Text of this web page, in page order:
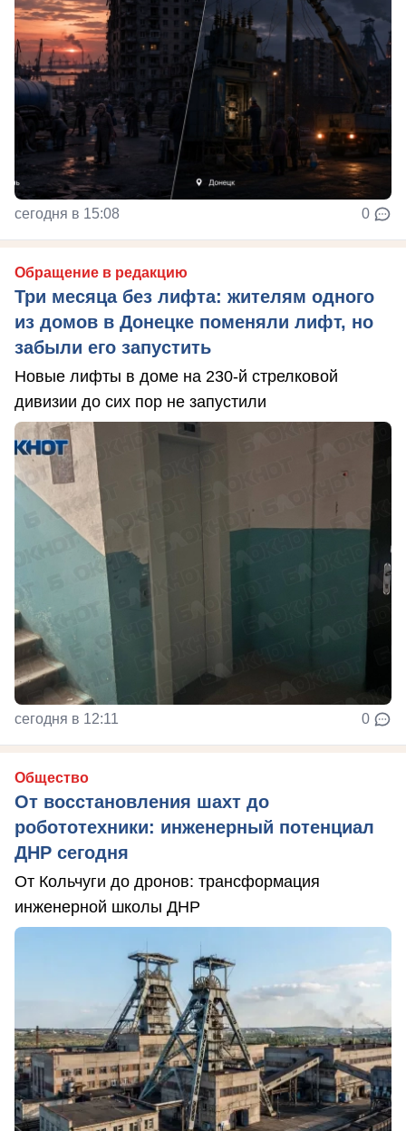
сегодня в 15:08 0
Обращение в редакцию
Три месяца без лифта: жителям одного
из домов в Донецке поменяли лифт, но
забыли его запустить
Новые лифты в доме на 230-й стрелковой
дивизии до сих пор не запустили
сегодня в 12:11 0
Общество
От восстановления шахт до
робототехники: инженерный потенциал
ДНР сегодня
От Кольчуги до дронов: трансформация
инженерной школы ДНР